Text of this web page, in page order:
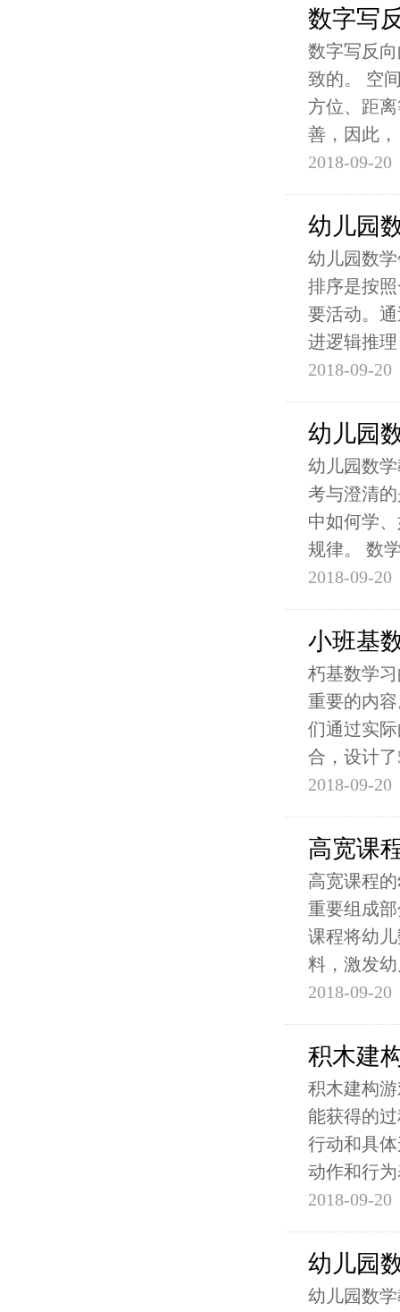
数字写
数字写反
致的。 空
方位、距
善，因此，
2018-09-20
幼儿园
幼儿园数
排序是按
要活动。
进逻辑推理
2018-09-20
幼儿园
幼儿园数
考与澄清
中如何学
规律。 数
2018-09-20
小班基
朽基数学
重要的内
们通过实
合，设计
2018-09-20
高宽课
高宽课程
重要组成
课程将幼
料，激发
2018-09-20
积木建
积木建构
能获得的
行动和具
动作和行
2018-09-20
幼儿园
幼儿园数